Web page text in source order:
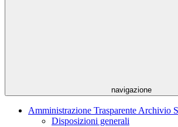
navigazione
Amministrazione Trasparente Archivio
Disposizioni generali